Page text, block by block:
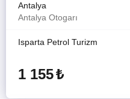
Antalya
Antalya Otogarı
Isparta Petrol Turizm
1 155₺